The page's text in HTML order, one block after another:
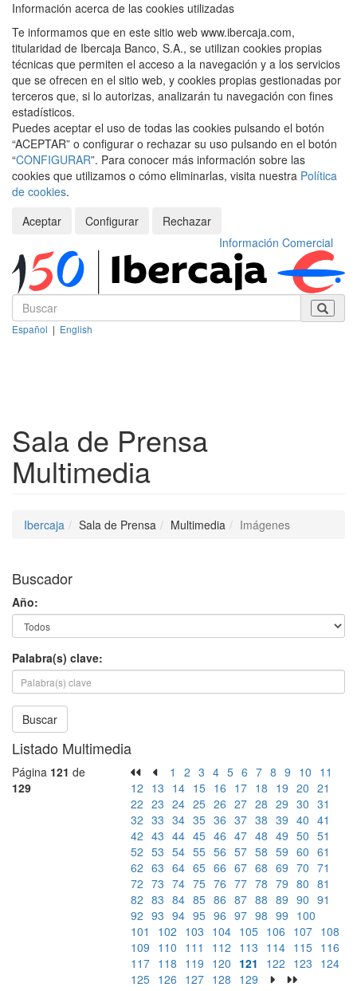
Información acerca de las cookies utilizadas
Te informamos que en este sitio web www.ibercaja.com,
titularidad de Ibercaja Banco, S.A., se utilizan cookies propias
técnicas que permiten el acceso a la navegación y a los servicios
que se ofrecen en el sitio web, y cookies propias gestionadas por
terceros que, si lo autorizas, analizarán tu navegación con fines
estadísticos.
Puedes aceptar el uso de todas las cookies pulsando el botón
“ACEPTAR” o configurar o rechazar su uso pulsando en el botón
“CONFIGURAR”. Para conocer más información sobre las
cookies que utilizamos o cómo eliminarlas, visita nuestra Política
de cookies.
Aceptar
Configurar
Rechazar
Información Comercial
Español | English
Sala de Prensa
Multimedia
Ibercaja Sala de Prensa Multimedia Imágenes
Buscador
Año:
Palabra(s) clave:
Buscar
Listado Multimedia
Página 121 de
129
1 2 3 4 5 6 7 8 9 10 11
12 13 14 15 16 17 18 19 20 21
22 23 24 25 26 27 28 29 30 31
32 33 34 35 36 37 38 39 40 41
42 43 44 45 46 47 48 49 50 51
52 53 54 55 56 57 58 59 60 61
62 63 64 65 66 67 68 69 70 71
72 73 74 75 76 77 78 79 80 81
82 83 84 85 86 87 88 89 90 91
92 93 94 95 96 97 98 99 100
101
102 103 104 105 106 107 108
109 110 111 112 113 114 115 116
117 118 119 120 121 122 123 124
125 126 127 128 129